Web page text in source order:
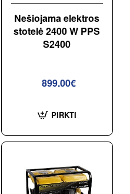
Nešiojama elektros
stotelė 2400 W PPS
S2400
899.00€
PIRKTI